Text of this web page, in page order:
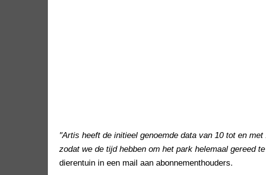
"Artis heeft de initieel genoemde data van 10 tot en
zodat we de tijd hebben om het park helemaal gereed
dierentuin in een mail aan abonnementhouders.